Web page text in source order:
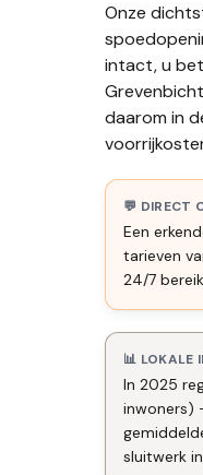
Onze
intact, u
daarom in
💬 DIRECT
Een
tarieven
24/7
📊 LOKALE
In 2025
inwoners)
sluitwerk